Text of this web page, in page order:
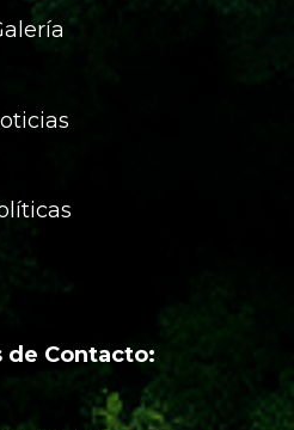
de Contacto: